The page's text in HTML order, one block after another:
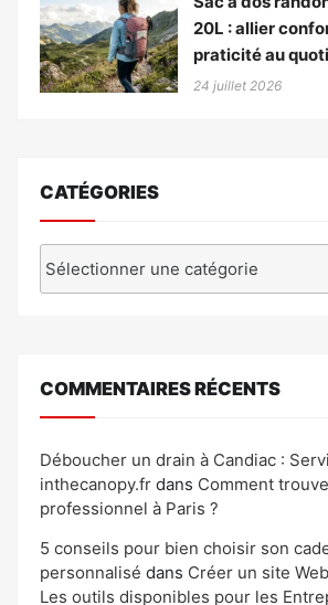
20L : allier
praticité au
24 juillet 2026
CATÉGORIES
COMMENTAIRES RÉCENTS
Déboucher un drain à Candiac :
inthecanopy.fr dans Comment
professionnel à Paris ?
5 conseils pour bien choisir son
personnalisé dans Créer un site
Les outils disponibles pour les